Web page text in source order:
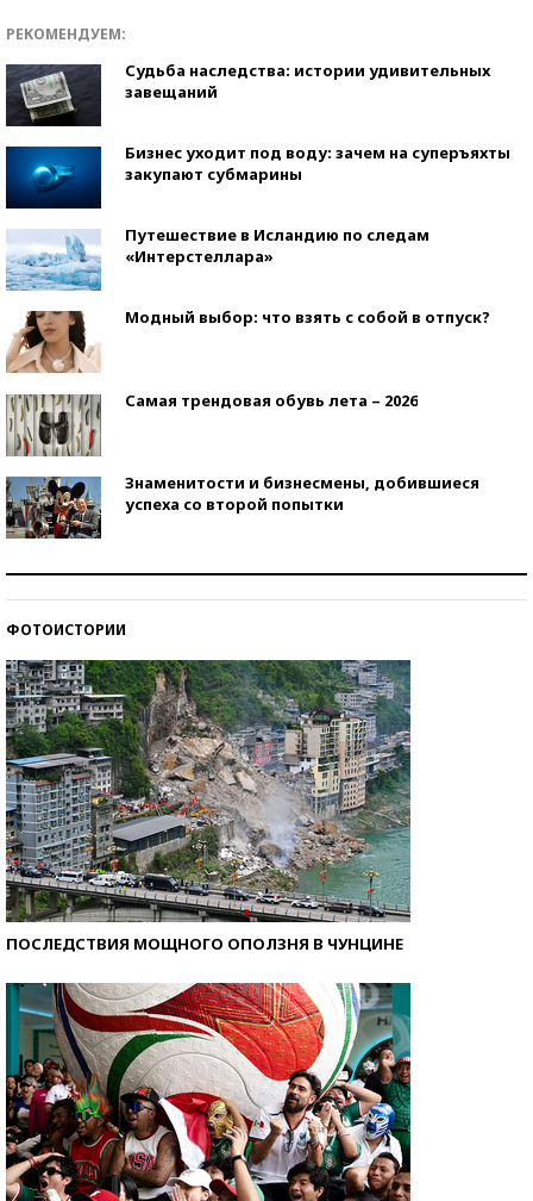
РЕКОМЕНДУЕМ:
Судьба наследства: истории удивительных
завещаний
Бизнес уходит под воду: зачем на суперъяхты
закупают субмарины
Путешествие в Исландию по следам
«Интерстеллара»
Модный выбор: что взять с собой в отпуск?
Самая трендовая обувь лета – 2026
Знаменитости и бизнесмены, добившиеся
успеха со второй попытки
ФОТОИСТОРИИ
ПОСЛЕДСТВИЯ МОЩНОГО ОПОЛЗНЯ В ЧУНЦИНЕ